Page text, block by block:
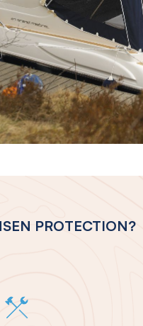
PROTECTION?